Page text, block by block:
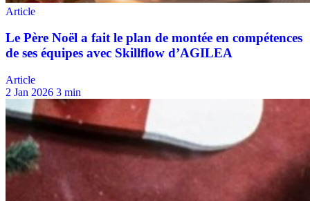
Article
2 Jan 2026 3 min